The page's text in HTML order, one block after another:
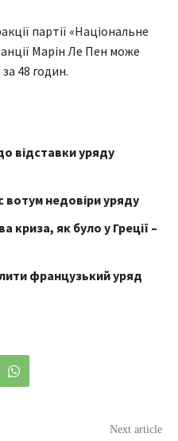
партії «Національне
Марін Ле Пен може
48 годин.
відставки уряду
вотум недовіри уряду
криза, як було у Греції –
французький уряд
Next article